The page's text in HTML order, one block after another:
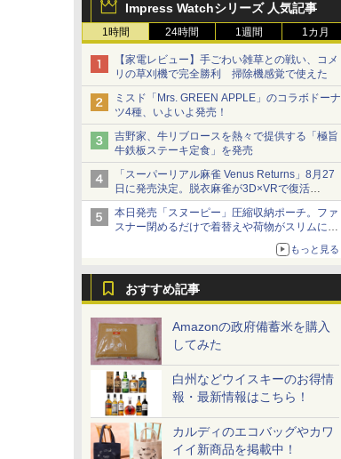
Impress Watchシリーズ 人気記事
1時間 24時間 1週間 1カ月
【家電レビュー】手ごわい雑草との戦い、コメ
リの草刈機で完全勝利 掃除機感覚で使えた
ミスド「Mrs. GREEN APPLE」のコラボドーナ
ツ4種、いよいよ発売！
吉野家、牛リブロースを熱々で提供する「極旨
牛鉄板ステーキ定食」を発売
「スーパーリアル麻雀 Venus Returns」8月27
日に発売決定。脱衣麻雀が3D×VRで復活
発売から2週間は20%オフになるセールが実施
本日発売「スヌーピー」圧縮収納ポーチ。ファ
スナー閉めるだけで着替えや荷物がスリムにま
もっと見る
おすすめ記事
Amazonの政府備蓄米を購入
してみた
白州などウイスキーのお得情
報・最新情報はこちら！
カルディのエコバッグやカワ
イイ新商品を掲載中！